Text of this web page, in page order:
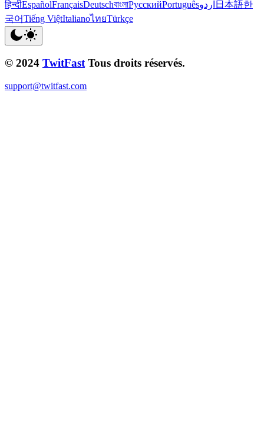
हिन्दीEspañolFrançaisDeutschবাংলাРусскийPortuguêsاردو 日本語한
국어Tiếng ViệtItalianoไทยTürkçe
© 2024 TwitFast Tous droits réservés.
support@twitfast.com